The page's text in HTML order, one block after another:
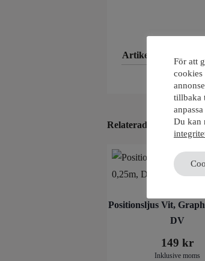
Artikelnummer
Relaterade produkter
Positionsljus Vit,
DV
149kr
Inklusive moms
För att
cookies
tillbaka
Du kan